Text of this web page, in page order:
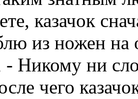
казачок
из ножен на
- Никому ни
чего